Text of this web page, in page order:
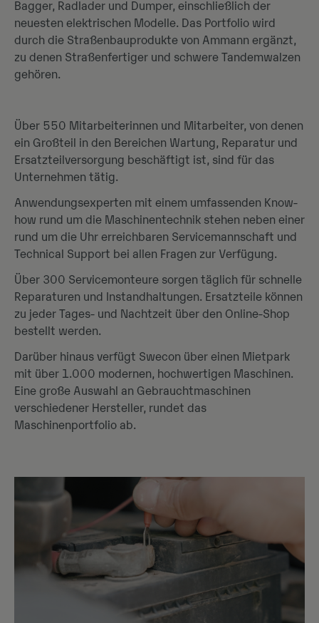
Bagger, Radlader und Dumper, einschließlich der
neuesten elektrischen Modelle. Das Portfolio wird
durch die Straßenbauprodukte von Ammann ergänzt,
zu denen Straßenfertiger und schwere Tandemwalzen
gehören.
Über 550 Mitarbeiterinnen und Mitarbeiter, von denen
ein Großteil in den Bereichen Wartung, Reparatur und
Ersatzteilversorgung beschäftigt ist, sind für das
Unternehmen tätig.
Anwendungsexperten mit einem umfassenden Know-
how rund um die Maschinentechnik stehen neben einer
rund um die Uhr erreichbaren Servicemannschaft und
Technical Support bei allen Fragen zur Verfügung.
Über 300 Servicemonteure sorgen täglich für schnelle
Reparaturen und Instandhaltungen. Ersatzteile können
zu jeder Tages- und Nachtzeit über den Online-Shop
bestellt werden.
Darüber hinaus verfügt Swecon über einen Mietpark
mit über 1.000 modernen, hochwertigen Maschinen.
Eine große Auswahl an Gebrauchtmaschinen
verschiedener Hersteller, rundet das
Maschinenportfolio ab.